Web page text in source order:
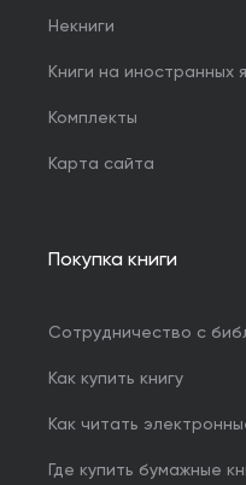
Некниги
Книги на иностранных
Комплекты
Карта сайта
Покупка книги
Сотрудничество с
Как купить книгу
Как читать
Где купить бумажные